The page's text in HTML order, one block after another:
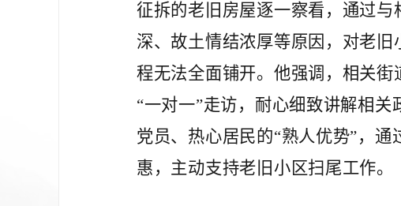
征拆的老旧房屋逐一察看，通过
深、故土情结浓厚等原因，对老
程无法全面铺开。他强调，相关
“一对一”走访，耐心细致讲解相关
党员、热心居民的“熟人优势”，
惠，主动支持老旧小区扫尾工作。